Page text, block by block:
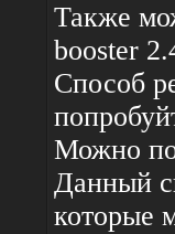
Также
booster
Способ
Можно
Данный
которые